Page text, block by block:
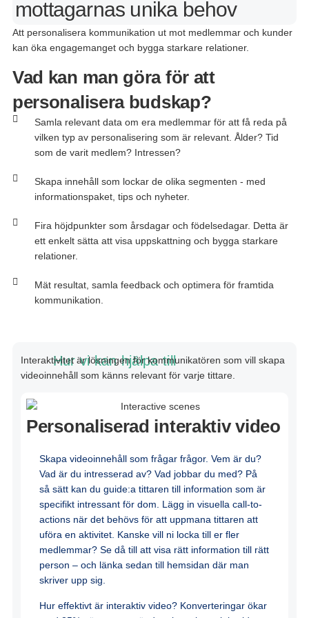
mottagarnas unika behov
Att personalisera kommunikation utmot medlemmar och kunder
kan öka engagemanget och bygga starkare relationer.
Vad kan man göra för att
personalisera budskap?
Samla relevant data om era medlemmar för att få reda på
vilken typ av personalisering som är relevant. Ålder? Tid
som de varit medlem? Intressen?
Skapa innehåll som lockar de olika segmenten - med
informationspaket, tips och nyheter.
Fira höjdpunkter som årsdagar och födelsedagar. Detta är
ett enkelt sätta att visa uppskattning och bygga starkare
relationer.
Mät resultat, samla feedback och optimera för framtida
kommunikation.
Hur vi kan hjälpa till
Interaktivitet är lösningenförkommunikatören som vill skapa
videoinnehåll som känns relevant förvarje tittare
Personaliserad interaktiv video
Skapa videoinnehåll som frågar frågor. Vem är du?
Vad är du intresserad av? Vad jobbar du med? På
så sätt kan du guide:a tittaren till information som är
specifikt intressant för dom. Lägg in visuella call-to-
actions när det behövs för att uppmana tittaren att
uföra en aktivitet. Kanske vill ni locka till er fler
medlemmar? Se då till att visa rätt information till rätt
person – och länka sedan till hemsidan där man
skriver upp sig.
Hur effektivt är interaktiv video? Konverteringar ökar